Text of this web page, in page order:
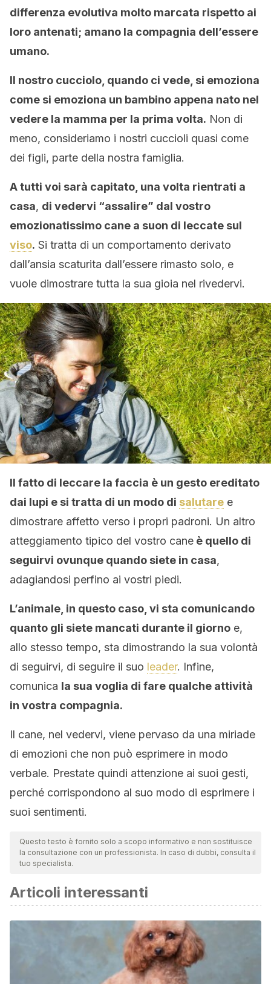
differenza evolutiva molto marcata rispetto ai
loro antenati; amano la compagnia dell’essere
umano.
Il nostro cucciolo, quando ci vede, si emoziona
come si emoziona un bambino appena nato nel
vedere la mamma per la prima volta. Non di
meno, consideriamo i nostri cuccioli quasi come
dei figli, parte della nostra famiglia.
A tutti voi sarà capitato, una volta rientrati a
casa, di vedervi “assalire” dal vostro
emozionatissimo cane a suon di leccate sul
viso. Si tratta di un comportamento derivato
dall’ansia scaturita dall’essere rimasto solo, e
vuole dimostrare tutta la sua gioia nel rivedervi.
Il fatto di leccare la faccia è un gesto ereditato
dai lupi e si tratta di un modo di salutare e
dimostrare affetto verso i propri padroni. Un altro
atteggiamento tipico del vostro cane è quello di
seguirvi ovunque quando siete in casa,
adagiandosi perfino ai vostri piedi.
L’animale, in questo caso, vi sta comunicando
quanto gli siete mancati durante il giorno e,
allo stesso tempo, sta dimostrando la sua volontà
di seguirvi, di seguire il suo leader. Infine,
comunica la sua voglia di fare qualche attività
in vostra compagnia.
Il cane, nel vedervi, viene pervaso da una miriade
di emozioni che non può esprimere in modo
verbale. Prestate quindi attenzione ai suoi gesti,
perché corrispondono al suo modo di esprimere i
suoi sentimenti.
Questo testo è fornito solo a scopo informativo e non sostituisce
la consultazione con un professionista. In caso di dubbi, consulta il
tuo specialista.
Articoli interessanti